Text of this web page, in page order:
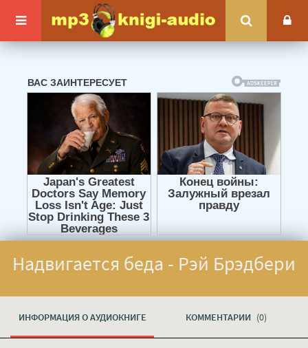
Надвигается беда - Рэй Брэдбери
ИНФОРМАЦИЯ О АУДИОКНИГЕ КОММЕНТАРИИ (0)